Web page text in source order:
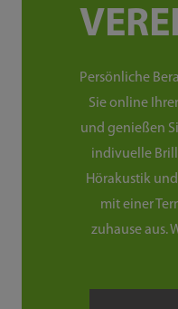
Persönliche
Sie online
und genießen
indivuelle
Hörakustik
mit einer
zuhause aus.